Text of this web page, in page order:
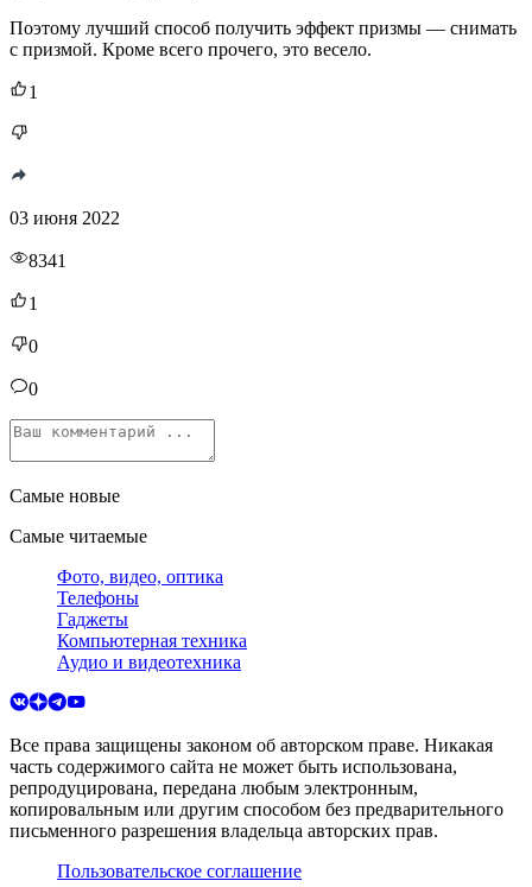
Поэтому лучший способ получить эффект призмы — снимать
с призмой. Кроме всего прочего, это весело.
1
03 июня 2022
8341
1
0
0
Самые новые
Самые читаемые
Фото, видео, оптика
Телефоны
Гаджеты
Компьютерная техника
Аудио и видеотехника
Все права защищены законом об авторском праве. Никакая
часть содержимого сайта не может быть использована,
репродуцирована, передана любым электронным,
копировальным или другим способом без предварительного
письменного разрешения владельца авторских прав.
Пользовательское соглашение